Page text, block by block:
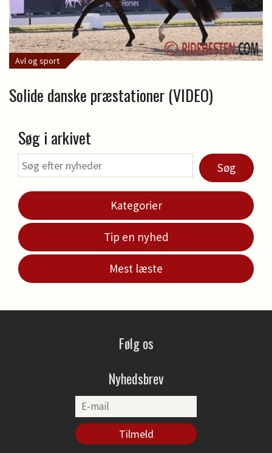
Avl og sport
Solide danske præstationer (VIDEO)
Søg i arkivet
Søg
Kategorier
Tip en nyhed
Mest læste
Følg os
Nyhedsbrev